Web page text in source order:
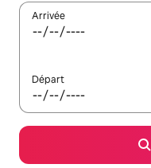
Arrivée
Départ